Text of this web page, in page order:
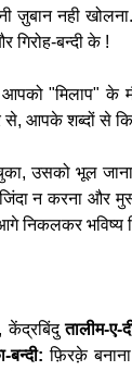
ज़ुबान नही
गिरोह-बन्दी के !
आपको "मिलाप" के
आपके शब्दों से
उसको भूल जाना
जिंदा न करना और
निकलकर भविष्य
तालीम-ए-
बन्दी:फ़िरक़े बनाना